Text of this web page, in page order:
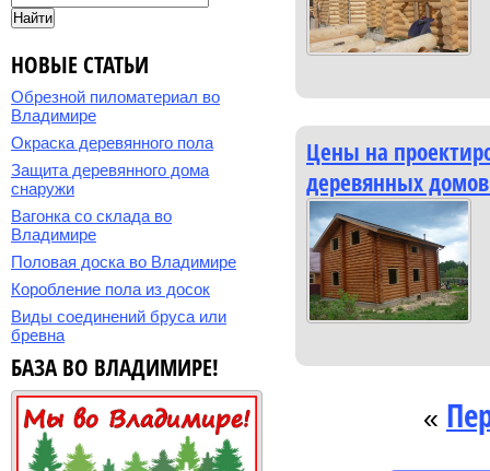
НОВЫЕ СТАТЬИ
Обрезной пиломатериал во
Владимире
Окраска деревянного пола
Защита деревянного дома
снаружи
Вагонка со склада во
Владимире
Половая доска во Владимире
Коробление пола из досок
Виды соединений бруса или
бревна
БАЗА ВО ВЛАДИМИРЕ!
Цены на
деревянных­
«